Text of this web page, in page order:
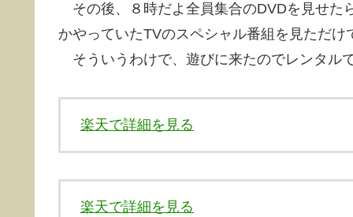
その後、８時だよ全員集合のDVDを見せた
かやっていたTVのスペシャル番組を見ただ
そういうわけで、遊びに来たのでレンタル
楽天で詳細を見る
楽天で詳細を見る